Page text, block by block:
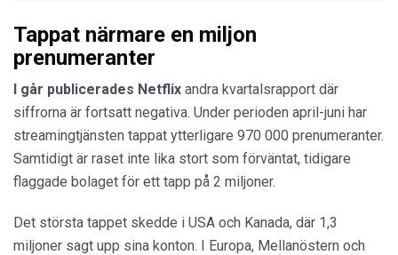
Tappat närmare en miljon
prenumeranter
I går publicerades Netflix andra kvartalsrapport där
siffrorna är fortsatt negativa. Under perioden april-juni har
streamingtjänsten tappat ytterligare 970 000 prenumeranter.
Samtidigt är raset inte lika stort som förväntat, tidigare
flaggade bolaget för ett tapp på 2 miljoner.
Det största tappet skedde i USA och Kanada, där 1,3
miljoner sagt upp sina konton. I Europa, Mellanöstern och